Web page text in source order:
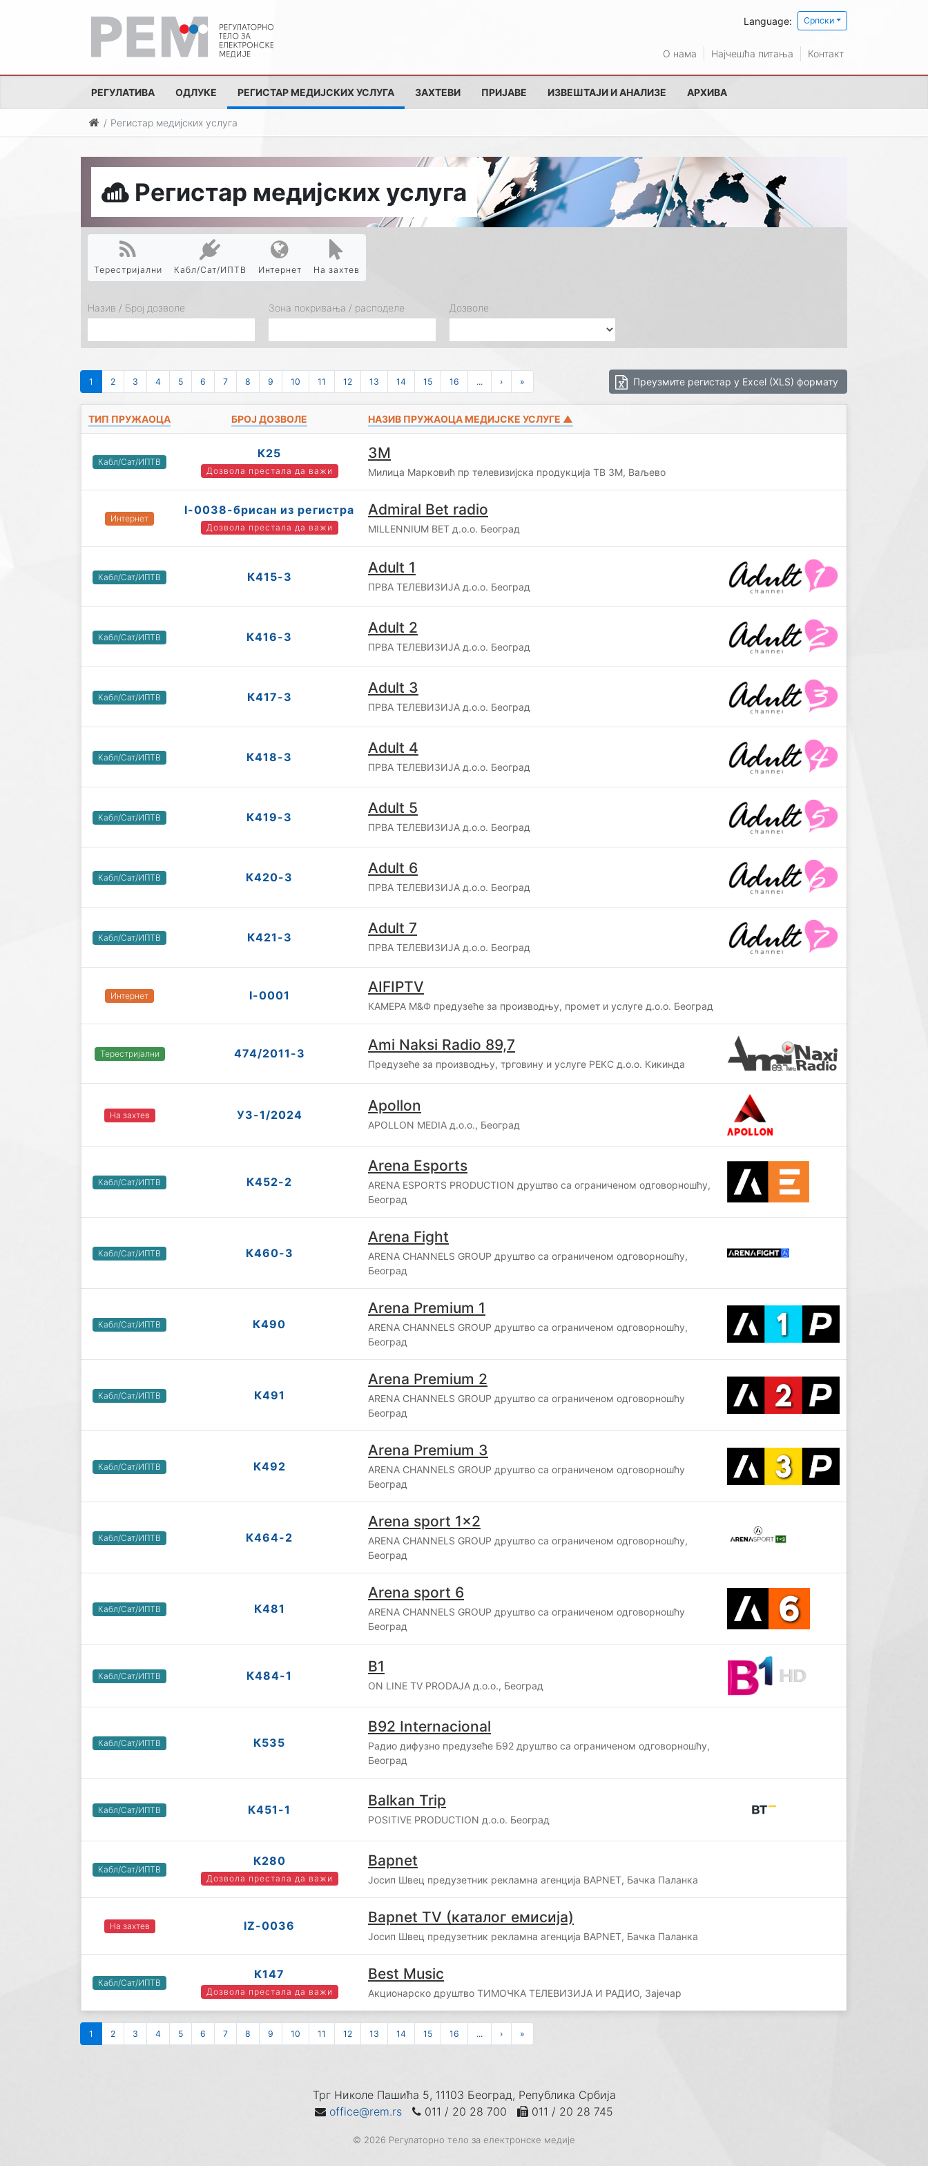
Language: Српски
О нама Најчешћа питања Контакт
РЕГУЛАТИВА ОДЛУКЕ РЕГИСТАР МЕДИЈСКИХ УСЛУГА ЗАХТЕВИ ПРИЈАВЕ ИЗВЕШТАЈИ И АНАЛИЗЕ АРХИВА
Регистар медијских услуга
Регистар медијских услуга
Терестријални Кабл/Сат/ИПТВ Интернет На захтев
Назив / Број дозволе Зона покривања / расподеле Дозволе
1 2 3 4 5 6 7 8 9 10 11 12 13 14 15 16 ... › » Преузмите регистар у Excel (XLS) формату
ТИП ПРУЖАОЦА БРОЈ ДОЗВОЛЕ НАЗИВ ПРУЖАОЦА МЕДИЈСКЕ УСЛУГЕ ▲
Кабл/Сат/ИПТВ
К25
Дозвола престала да важи
3М
Милица Марковић пр телевизијска продукција ТВ 3М, Ваљево
Интернет
I-0038-брисан из регистра
Дозвола престала да важи
Admiral Bet radio
MILLENNIUM BET д.о.о. Београд
Кабл/Сат/ИПТВ К415-3
Adult 1
ПРВА ТЕЛЕВИЗИЈА д.о.о. Београд
Кабл/Сат/ИПТВ К416-3
Adult 2
ПРВА ТЕЛЕВИЗИЈА д.о.о. Београд
Кабл/Сат/ИПТВ К417-3
Adult 3
ПРВА ТЕЛЕВИЗИЈА д.о.о. Београд
Кабл/Сат/ИПТВ К418-3
Adult 4
ПРВА ТЕЛЕВИЗИЈА д.о.о. Београд
Кабл/Сат/ИПТВ К419-3
Adult 5
ПРВА ТЕЛЕВИЗИЈА д.о.о. Београд
Кабл/Сат/ИПТВ К420-3
Adult 6
ПРВА ТЕЛЕВИЗИЈА д.о.о. Београд
Кабл/Сат/ИПТВ К421-3
Adult 7
ПРВА ТЕЛЕВИЗИЈА д.о.о. Београд
Интернет I-0001 AIFIPTV
КАМЕРА М&Ф предузеће за производњу, промет и услуге д.о.о. Београд
Терестријални 474/2011-3 Ami Naksi Radio 89,7
Предузеће за производњу, трговину и услуге РЕКС д.о.о. Кикинда
На захтев УЗ-1/2024
Apollon
APOLLON MEDIA д.о.о., Београд
Кабл/Сат/ИПТВ К452-2
Arena Esports
ARENA ESPORTS PRODUCTION друштво са ограниченом одговорношћу,
Београд
Кабл/Сат/ИПТВ К460-3
Arena Fight
ARENA CHANNELS GROUP друштво са ограниченом одговорношћу,
Београд
Кабл/Сат/ИПТВ К490
Arena Premium 1
ARENA CHANNELS GROUP друштво са ограниченом одговорношћу,
Београд
Кабл/Сат/ИПТВ К491
Arena Premium 2
ARENA CHANNELS GROUP друштво са ограниченом одговорношћу
Београд
Кабл/Сат/ИПТВ К492
Arena Premium 3
ARENA CHANNELS GROUP друштво са ограниченом одговорношћу
Београд
Кабл/Сат/ИПТВ К464-2
Arena sport 1x2
ARENA CHANNELS GROUP друштво са ограниченом одговорношћу,
Београд
Кабл/Сат/ИПТВ К481
Arena sport 6
ARENA CHANNELS GROUP друштво са ограниченом одговорношћу
Београд
Кабл/Сат/ИПТВ К484-1
B1
ON LINE TV PRODAJA д.о.о., Београд
Кабл/Сат/ИПТВ К535
B92 Internacional
Радио дифузно предузеће Б92 друштво са ограниченом одговорношћу,
Београд
Кабл/Сат/ИПТВ К451-1
Balkan Trip
POSITIVE PRODUCTION д.о.о. Београд
Кабл/Сат/ИПТВ
К280
Дозвола престала да важи
Bapnet
Јосип Швец предузетник рекламна агенција BAPNET, Бачка Паланка
На захтев IZ-0036 Bapnet TV (каталог емисија)
Јосип Швец предузетник рекламна агенција BAPNET, Бачка Паланка
Кабл/Сат/ИПТВ
К147
Дозвола престала да важи
Best Music
Акционарско друштво ТИМОЧКА ТЕЛЕВИЗИЈА И РАДИО, Зајечар
1 2 3 4 5 6 7 8 9 10 11 12 13 14 15 16 ... › »
Трг Николе Пашића 5, 11103 Београд, Република Србија
office@rem.rs
011 / 20 28 700 011 / 20 28 745
© 2026 Регулаторно тело за електронске медије